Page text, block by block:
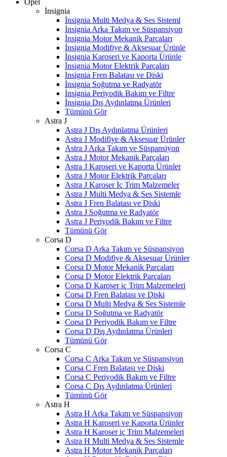
Opel
İnsignia
İnsignia Multi Medya & Ses Sisteml
İnsignia Arka Takım ve Süspansiyon
İnsignia Motor Mekanik Parçaları
İnsignia Modifiye & Aksesuar Ürünle
İnsignia Karoseri ve Kaporta Ürünle
İnsignia Motor Elektrik Parçaları
İnsignia Fren Balatası ve Diski
İnsignia Soğutma ve Radyatör
İnsignia Periyodik Bakım ve Filtre
İnsignia Dış Aydınlatma Ürünleri
Tümünü Gör
Astra J
Astra J Dış Aydınlatma Ürünleri
Astra J Modifiye & Aksesuar Ürünler
Astra J Arka Takım ve Süspansiyon
Astra J Motor Mekanik Parçaları
Astra J Karoseri ve Kaporta Ürünler
Astra J Motor Elektrik Parçaları
Astra J Karoser İç Trim Malzemeler
Astra J Multi Medya & Ses Sistemle
Astra J Fren Balatası ve Diski
Astra J Soğutma ve Radyatör
Astra J Periyodik Bakım ve Filtre
Tümünü Gör
Corsa D
Corsa D Arka Takım ve Süspansiyon
Corsa D Modifiye & Aksesuar Ürünler
Corsa D Motor Mekanik Parçaları
Corsa D Motor Elektrik Parçaları
Corsa D Karoser iç Trim Malzemeleri
Corsa D Fren Balatası ve Diski
Corsa D Multi Medya & Ses Sistemle
Corsa D Soğutma ve Radyatör
Corsa D Periyodik Bakım ve Filtre
Corsa D Dış Aydınlatma Ürünleri
Tümünü Gör
Corsa C
Corsa C Arka Takım ve Süspansiyon
Corsa C Fren Balatası ve Diski
Corsa C Periyodik Bakım ve Filtre
Corsa C Dış Aydınlatma Ürünleri
Tümünü Gör
Astra H
Astra H Arka Takım ve Süspansiyon
Astra H Karoseri ve Kaporta Ürünler
Astra H Karoser iç Trim Malzemeleri
Astra H Multi Medya & Ses Sistemle
Astra H Motor Mekanik Parçaları